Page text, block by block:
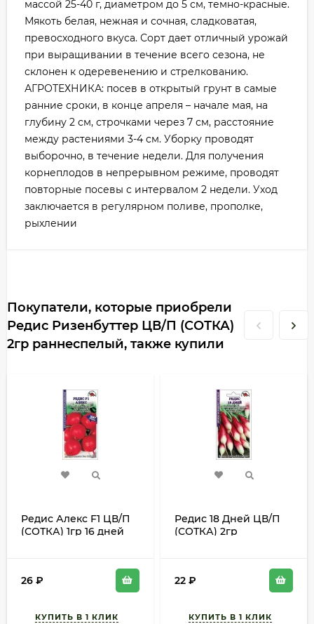
массой 25-40 г, диаметром до 5 см, темно-красные.
Мякоть белая, нежная и сочная, сладковатая,
превосходного вкуса. Сорт дает отличный урожай
при выращивании в течение всего сезона, не
склонен к одеревенению и стрелкованию.
АГРОТЕХНИКА: посев в открытый грунт в самые
ранние сроки, в конце апреля – начале мая, на
глубину 2 см, строчками через 7 см, расстояние
между растениями 3-4 см. Уборку проводят
выборочно, в течение недели. Для получения
корнеплодов в непрерывном режиме, проводят
повторные посевы с интервалом 2 недели. Уход
заключается в регулярном поливе, прополке,
рыхлении
Покупатели, которые приобрели
Редис Ризенбуттер ЦВ/П (СОТКА)
2гр раннеспелый, также купили
Редис Алекс F1 ЦВ/П
(СОТКА) 1гр 16 дней
26 ₽
Редис 18 Дней ЦВ/П
(СОТКА) 2гр
22 ₽